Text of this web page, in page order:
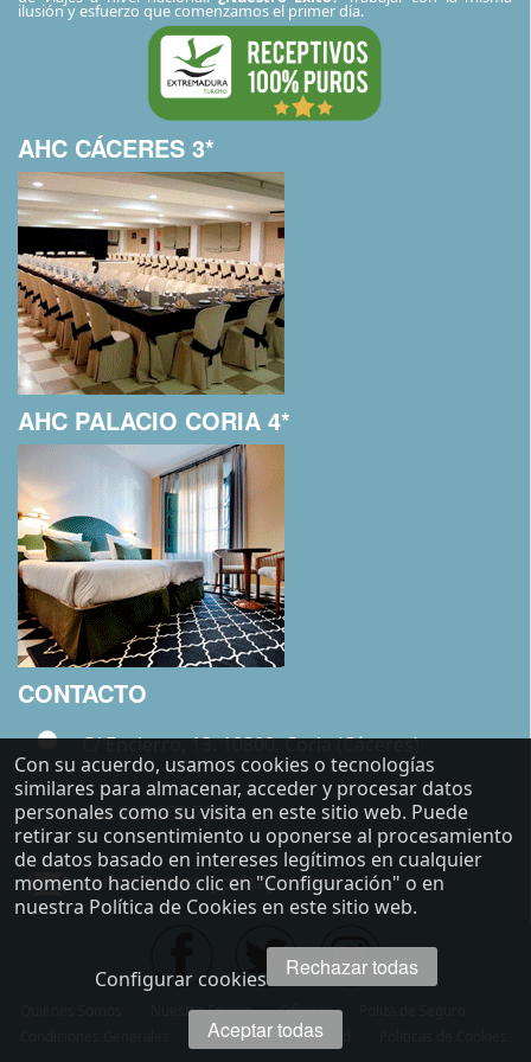
ilusión y esfuerzo que comenzamos el primer día.
AHC CÁCERES 3*
AHC PALACIO CORIA 4*
CONTACTO
C/ Encierro, 13. 10800. Coria (Cáceres)
+34 927 500 783
carlos@costasypaisajes.com
Nuestro Equipo Oficinas
Aviso Legal y Privacidad
Con su acuerdo, usamos cookies o tecnologías
similares para almacenar, acceder y procesar datos
personales como su visita en este sitio web. Puede
retirar su consentimiento u oponerse al procesamiento
de datos basado en intereses legítimos en cualquier
momento haciendo clic en "Configuración" o en
nuestra Política de Cookies en este sitio web.
Configurar cookies Rechazar todas
Aceptar todas